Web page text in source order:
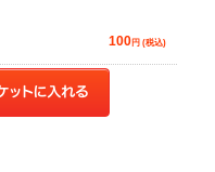
100円 (税込)